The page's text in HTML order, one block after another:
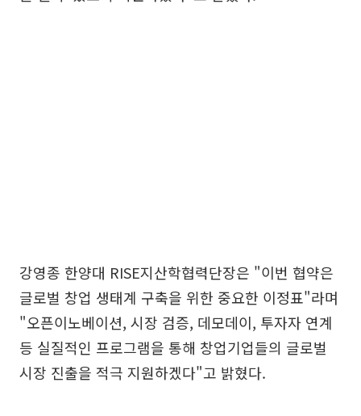
강영종 한양대 RISE지산학협력단장은 "이번 협약은
글로벌 창업 생태계 구축을 위한 중요한 이정표"라며
"오픈이노베이션, 시장 검증, 데모데이, 투자자 연계
등 실질적인 프로그램을 통해 창업기업들의 글로벌
시장 진출을 적극 지원하겠다"고 밝혔다.